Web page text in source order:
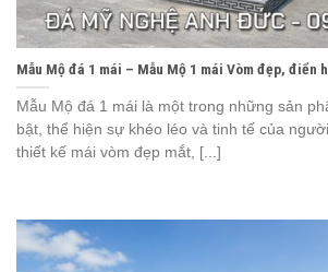
Mẫu Mộ đá 1 mái – Mẫu Mộ 1 mái Vòm đẹp, điển
Mẫu Mộ đá 1 mái là một trong những sản
bật, thể hiện sự khéo léo và tinh tế của
thiết kế mái vòm đẹp mắt, [...]